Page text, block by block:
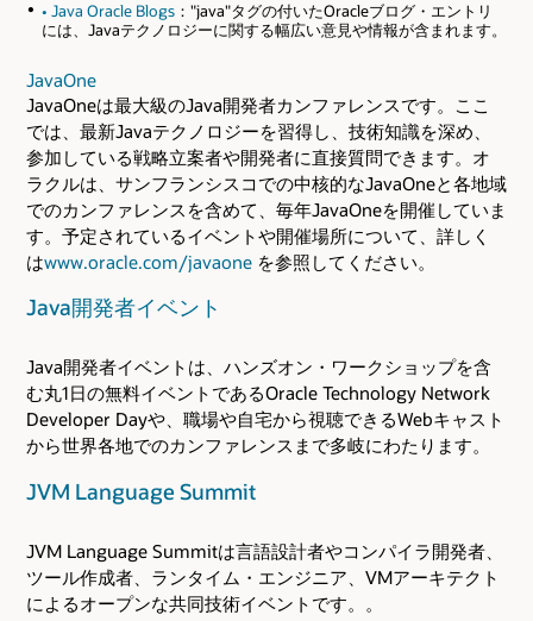
• Java Oracle Blogs："java"タグの付いたOracleブログ・エントリ
には、Javaテクノロジーに関する幅広い意見や情報が含まれます。
JavaOne
JavaOneは最大級のJava開発者カンファレンスです。ここ
では、最新Javaテクノロジーを習得し、技術知識を深め、
参加している戦略立案者や開発者に直接質問できます。オ
ラクルは、サンフランシスコでの中核的なJavaOneと各地域
でのカンファレンスを含めて、毎年JavaOneを開催していま
す。予定されているイベントや開催場所について、詳しく
はwww.oracle.com/javaone を参照してください。
Java開発者イベント
Java開発者イベントは、ハンズオン・ワークショップを含
む丸1日の無料イベントであるOracle Technology Network
Developer Dayや、職場や自宅から視聴できるWebキャスト
から世界各地でのカンファレンスまで多岐にわたります。
JVM Language Summit
JVM Language Summitは言語設計者やコンパイラ開発者、
ツール作成者、ランタイム・エンジニア、VMアーキテクト
によるオープンな共同技術イベントです。。